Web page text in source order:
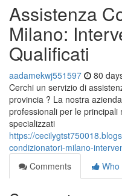
Assistenza
Milano:
Qualificati
aadamekwj551597 80
Cerchi un servizio di
provincia ? La nostra
professionali per le
specializzati
https://
condizionatori-milano-
Comments
Who